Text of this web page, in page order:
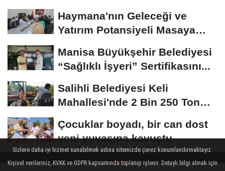
Haymana'nın Geleceği ve
Yatırım Potansiyeli Masaya
Manisa Büyükşehir Belediyesi
“Sağlıklı İşyeri” Sertifikasını...
Salihli Belediyesi Keli
Mahallesi'nde 2 Bin 250 Ton
Çocuklar boyadı, bir can dost
yeni yuvasına kavuştu
Sizlere daha iyi hizmet sunabilmek adına sitemizde çerez konumlandırmaktayız.
Kişisel verileriniz, KVKK ve GDPR kapsamında toplanıp işlenir. Detaylı bilgi almak için